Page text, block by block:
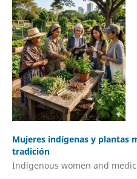
Mujeres indígenas y plantas
tradición
Indigenous women and